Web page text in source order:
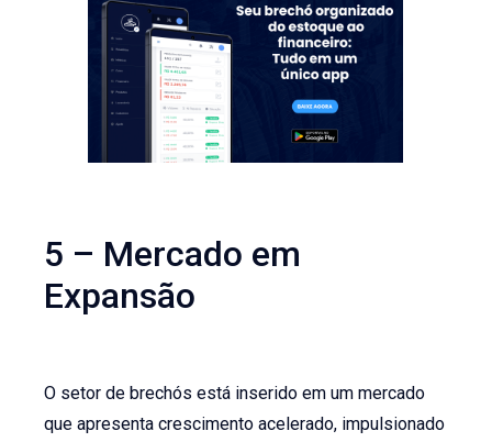
5 – Mercado em
Expansão
O setor de brechós está inserido em um mercado
que apresenta crescimento acelerado, impulsionado